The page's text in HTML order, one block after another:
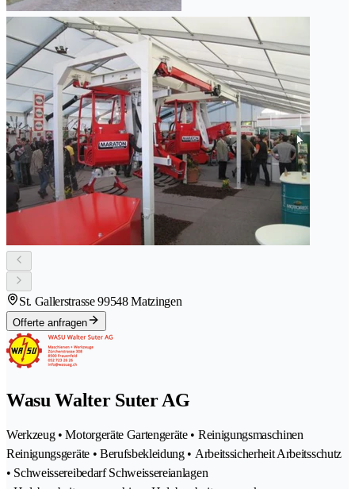
St. Gallerstrasse 99548 Matzingen
Offerte anfragen
Wasu Walter Suter AG
Werkzeug • Motorgeräte Gartengeräte • Reinigungsmaschinen
Reinigungsgeräte • Berufsbekleidung • Arbeitssicherheit Arbeitsschutz
• Schweissereibedarf Schweissereianlagen